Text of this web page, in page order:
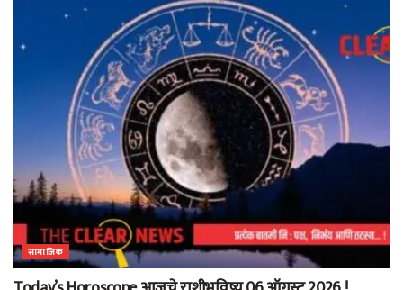
सामाजिक